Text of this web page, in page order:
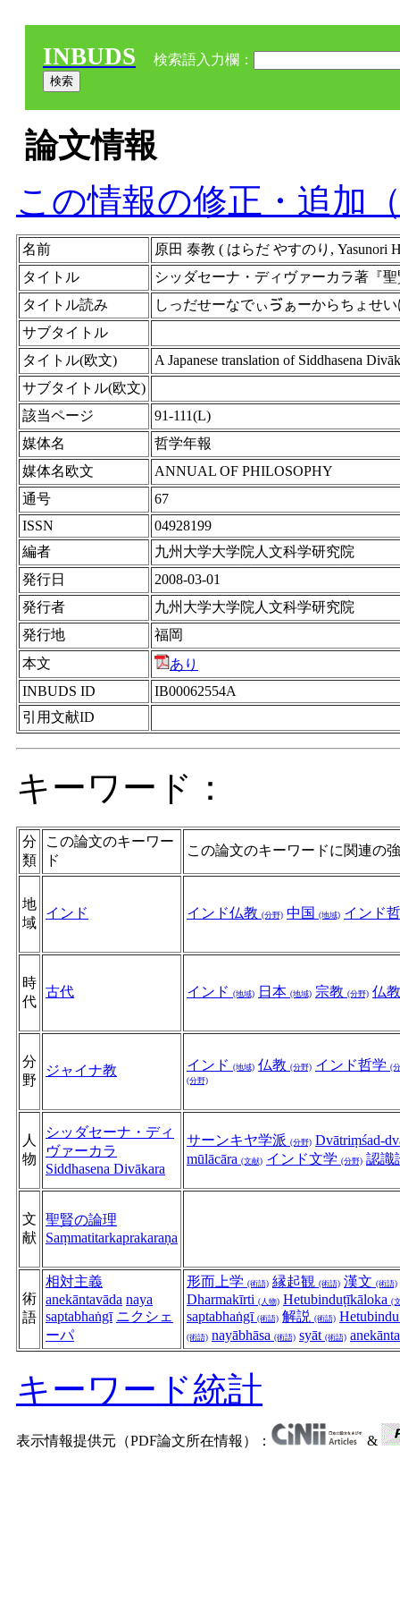
INBUDS 検索語入力欄：
論文情報
この情報の修正・追加
名前
原田 泰教 ( はらだ やすのり, Yasunori
タイトル
シッダセーナ・ディヴァーカラ著『
タイトル読み
しっだせーなでぃゔぁーからちょせ
サブタイトル
タイトル(欧文)
A Japanese translation of Siddhasena
サブタイトル(欧文)
該当ページ
91-111(L)
媒体名
哲学年報
媒体名欧文
ANNUAL OF PHILOSOPHY
通号
67
ISSN
04928199
編者
九州大学大学院人文科学研究院
発行日
2008-03-01
発行者
九州大学大学院人文科学研究院
発行地
福岡
本文
あり
INBUDS ID
IB00062554A
引用文献ID
キーワード：
分
類
この論文のキーワー
ド
この論文のキーワードに関連の
地
域
インド インド仏教 (分野) 中国 (地域) インド
時
代
古代 インド (地域) 日本 (地域) 宗教 (分野) 仏
分
野
ジャイナ教 インド (地域) 仏教 (分野) インド哲学 (
(分野)
人
物
シッダセーナ・ディ
ヴァーカラ
Siddhasena Divākara
サーンキヤ学派 (分野) Dvātriṃśad-
mūlācāra (文献) インド文学 (分野) 認識
文
献
聖賢の論理
Saṃmatitarkaprakaraṇa
術
語
相対主義
anekāntavāda naya
saptabhaṅgī ニクシェ
ーパ
形而上学 (術語) 縁起観 (術語) 漢文 (術語)
Dharmakīrti (人物) Hetubinduṭīkāloka (
saptabhaṅgī (術語) 解説 (術語)
(術語) nayābhāsa (術語) syāt (術語)
キーワード統計
表示情報提供元（PDF論文所在情報）： &